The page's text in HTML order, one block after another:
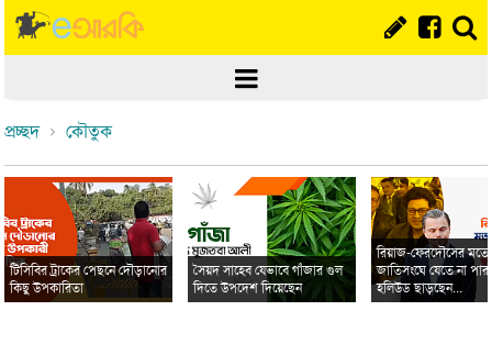
প্রচ্ছদ কৌতুক
টিসিবির ট্রাকের পেছনে দৌড়ানোর
কিছু উপকারিতা
সৈয়দ সাহেব যেভাবে গাঁজার গুল
দিতে উপদেশ দিয়েছেন
রিয়াজ-ফেরদৌসের মতো
জাতিসংঘে যেতে না
হলিউড ছাড়ছেন...